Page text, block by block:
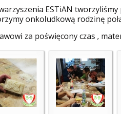
ESTiAN
onkoludkową rodzinę
za poświęcony czas ,